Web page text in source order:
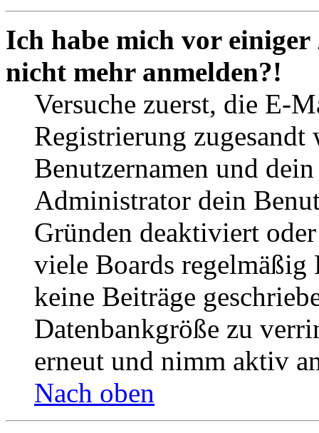
Ich habe mich vor
nicht mehr anmelden?!
Versuche zuerst, die E-
Registrierung
Benutzernamen und
Administrator dein
Gründen deaktiviert
viele Boards
keine Beiträge
Datenbankgröße zu
erneut und nimm aktiv
Nach oben